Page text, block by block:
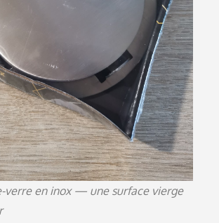
verre en inox — une surface vierge